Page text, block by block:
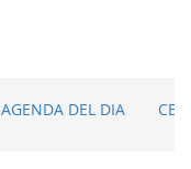
AGENDA DEL DIA